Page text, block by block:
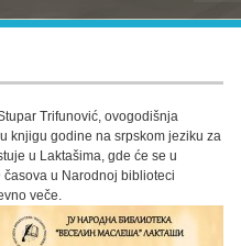
Trifunović, ovogodišnja
knjigu godine na srpskom jeziku za
u Laktašima, gde će se u
časova u Narodnoj biblioteci
veče.